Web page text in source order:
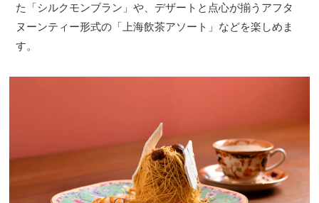
た「シルクモンブラン」や、デザートと点心が揃うアフタ
ヌーンティー形式の「上海飲茶アソート」などを楽しめま
す。